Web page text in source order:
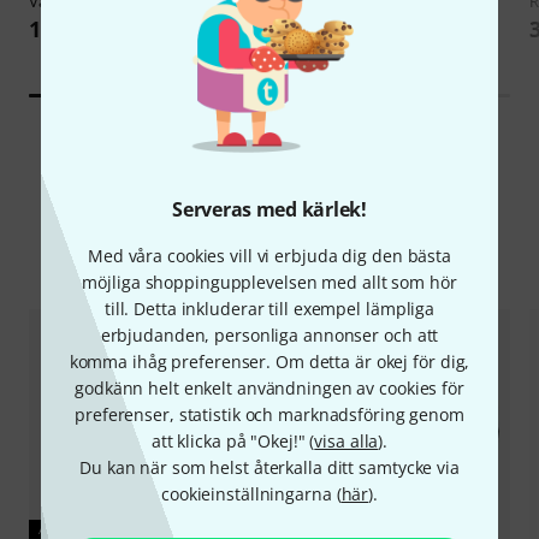
Serveras med kärlek!
Med våra cookies vill vi erbjuda dig den bästa
möjliga shoppingupplevelsen med allt som hör
till. Detta inkluderar till exempel lämpliga
erbjudanden, personliga annonser och att
komma ihåg preferenser. Om detta är okej för dig,
godkänn helt enkelt användningen av cookies för
preferenser, statistik och marknadsföring genom
att klicka på "Okej!" (visa alla).
Du kan när som helst återkalla ditt samtycke via
cookieinställningarna (här).
167 kr 3 333 kr
Jämför alternativ
AKTUELL PRODUKT